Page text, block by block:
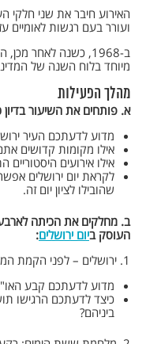
ועורר בעם רגשות לאומיים
ב-1968, כשנה לאחר
מיוחד בלוח השנה של
מהלך הפעילות
א. פותחים את השיעור בדיון
מדוע לדעתכם העיר
אילו מקומות קדושים
אילו אירועים היסטוריים
לקראת יום ירושלים
שהובילו לציון יום זה.
ב. מחלקים את הכיתה
העוסק ביום ירושלים:
1. ירושלים – לפני הקמת המדינה ואחריה.
מדוע לדעתכם קבע האו"ם
כיצד לדעתכם הרגישו
ביניהם?